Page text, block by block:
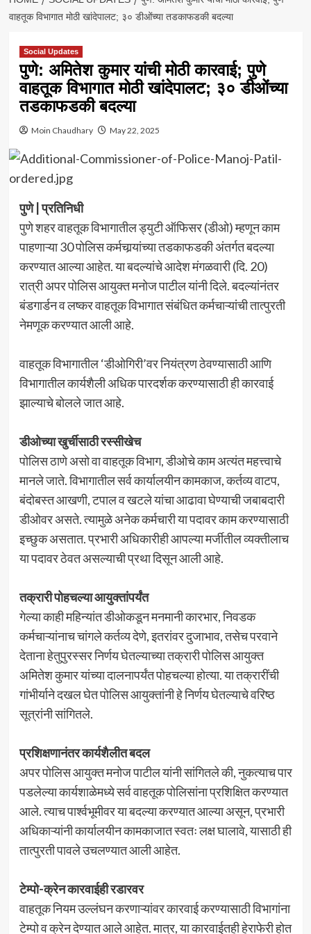
वाहतूक विभागात मोठी खांदेपालट; ३० डीओंच्या तडकाफडकी बदल्या
Social Updates
पुणे: अमितेश कुमार यांची मोठी कारवाई; पुणे
वाहतूक विभागात मोठी खांदेपालट; ३० डीओंच्या
तडकाफडकी बदल्या
Moin Chaudhary May 22, 2025
पुणे | प्रतिनिधी
पुणे शहर वाहतूक विभागातील ड्युटी ऑफिसर (डीओ) म्हणून काम
पाहणाऱ्या 30 पोलिस कर्मचार्‍यांच्या तडकाफडकी अंतर्गत बदल्या
करण्यात आल्या आहेत. या बदल्यांचे आदेश मंगळवारी (दि. 20)
रात्री अपर पोलिस आयुक्त मनोज पाटील यांनी दिले. बदल्यांनंतर
बंडगार्डन व लष्कर वाहतूक विभागात संबंधित कर्मचाऱ्यांची तात्पुरती
नेमणूक करण्यात आली आहे.
वाहतूक विभागातील ‘डीओगिरी’वर नियंत्रण ठेवण्यासाठी आणि
विभागातील कार्यशैली अधिक पारदर्शक करण्यासाठी ही कारवाई
झाल्याचे बोलले जात आहे.
डीओच्या खुर्चीसाठी रस्सीखेच
पोलिस ठाणे असो वा वाहतूक विभाग, डीओचे काम अत्यंत महत्त्वाचे
मानले जाते. विभागातील सर्व कार्यालयीन कामकाज, कर्तव्य वाटप,
बंदोबस्त आखणी, टपाल व खटले यांचा आढावा घेण्याची जबाबदारी
डीओवर असते. त्यामुळे अनेक कर्मचारी या पदावर काम करण्यासाठी
इच्छुक असतात. प्रभारी अधिकारीही आपल्या मर्जीतील व्यक्तीलाच
या पदावर ठेवत असल्याची प्रथा दिसून आली आहे.
तक्रारी पोहचल्या आयुक्तांपर्यंत
गेल्या काही महिन्यांत डीओकडून मनमानी कारभार, निवडक
कर्मचाऱ्यांनाच चांगले कर्तव्य देणे, इतरांवर दुजाभाव, तसेच परवाने
देताना हेतुपुरस्सर निर्णय घेतल्याच्या तक्रारी पोलिस आयुक्त
अमितेश कुमार यांच्या दालनापर्यंत पोहचल्या होत्या. या तक्रारींची
गांभीर्याने दखल घेत पोलिस आयुक्तांनी हे निर्णय घेतल्याचे वरिष्ठ
सूत्रांनी सांगितले.
प्रशिक्षणानंतर कार्यशैलीत बदल
अपर पोलिस आयुक्त मनोज पाटील यांनी सांगितले की, नुकत्याच पार
पडलेल्या कार्यशाळेमध्ये सर्व वाहतूक पोलिसांना प्रशिक्षित करण्यात
आले. त्याच पार्श्वभूमीवर या बदल्या करण्यात आल्या असून, प्रभारी
अधिकाऱ्यांनी कार्यालयीन कामकाजात स्वतः लक्ष घालावे, यासाठी ही
तात्पुरती पावले उचलण्यात आली आहेत.
टेम्पो-क्रेन कारवाईही रडारवर
वाहतूक नियम उल्लंघन करणाऱ्यांवर कारवाई करण्यासाठी विभागांना
टेम्पो व क्रेन देण्यात आले आहेत. मात्र, या कारवाईतही हेराफेरी होत